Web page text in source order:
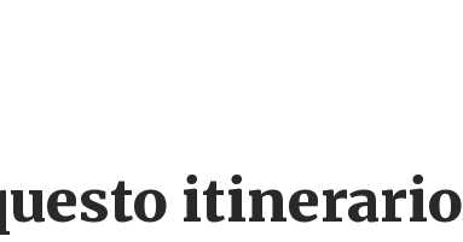
itinerario